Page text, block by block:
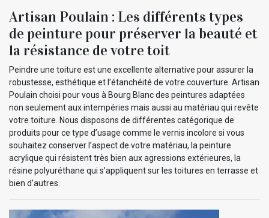
Artisan Poulain : Les différents types
de peinture pour préserver la beauté et
la résistance de votre toit
Peindre une toiture est une excellente alternative pour assurer la
robustesse, esthétique et l’étanchéité de votre couverture. Artisan
Poulain choisi pour vous à Bourg Blanc des peintures adaptées
non seulement aux intempéries mais aussi au matériau qui revête
votre toiture. Nous disposons de différentes catégorique de
produits pour ce type d’usage comme le vernis incolore si vous
souhaitez conserver l’aspect de votre matériau, la peinture
acrylique qui résistent très bien aux agressions extérieures, la
résine polyuréthane qui s’appliquent sur les toitures en terrasse et
bien d’autres.